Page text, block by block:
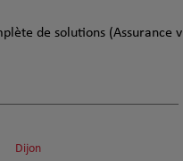
de solutions
Dijon